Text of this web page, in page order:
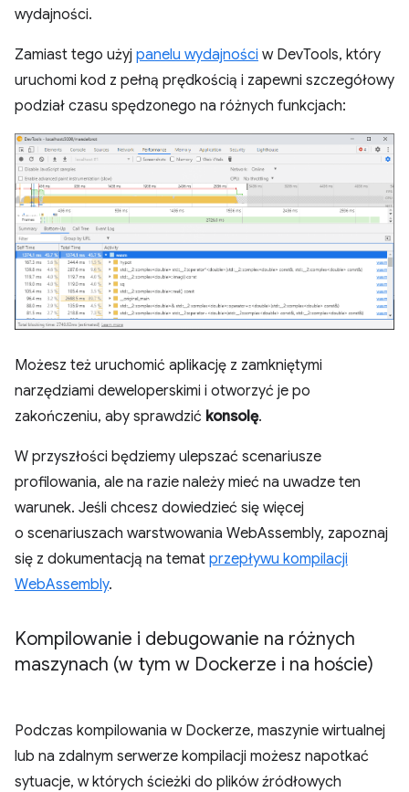
wydajności.
Zamiast tego użyj panelu wydajności w DevTools, który
uruchomi kod z pełną prędkością i zapewni szczegółowy
podział czasu spędzonego na różnych funkcjach:
Możesz też uruchomić aplikację z zamkniętymi
narzędziami deweloperskimi i otworzyć je po
zakończeniu, aby sprawdzić konsolę.
W przyszłości będziemy ulepszać scenariusze
profilowania, ale na razie należy mieć na uwadze ten
warunek. Jeśli chcesz dowiedzieć się więcej
o scenariuszach warstwowania WebAssembly, zapoznaj
się z dokumentacją na temat przepływu kompilacji
WebAssembly.
Kompilowanie i debugowanie na różnych
maszynach (w tym w Dockerze i na hoście)
Podczas kompilowania w Dockerze, maszynie wirtualnej
lub na zdalnym serwerze kompilacji możesz napotkać
sytuacje, w których ścieżki do plików źródłowych